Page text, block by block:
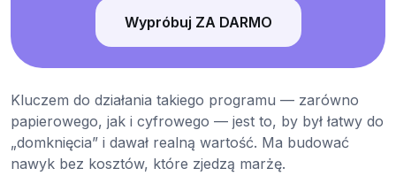
Wypróbuj ZA DARMO
Kluczem do działania takiego programu — zarówno
papierowego, jak i cyfrowego — jest to, by był łatwy do
„domknięcia” i dawał realną wartość. Ma budować
nawyk bez kosztów, które zjedzą marżę.